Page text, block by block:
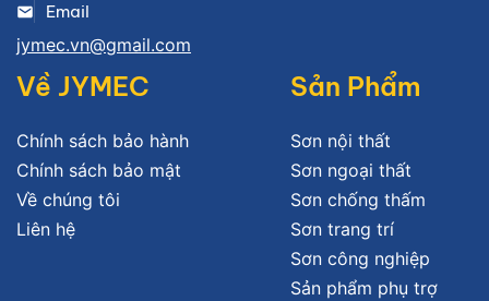
Email
jymec.vn@gmail.com
Về JYMEC
Chính sách bảo hành
Chính sách bảo mật
Về chúng tôi
Liên hệ
Sản Phẩm
Sơn nội thất
Sơn ngoại thất
Sơn chống thấm
Sơn trang trí
Sơn công nghiệp
Sản phẩm phụ trợ